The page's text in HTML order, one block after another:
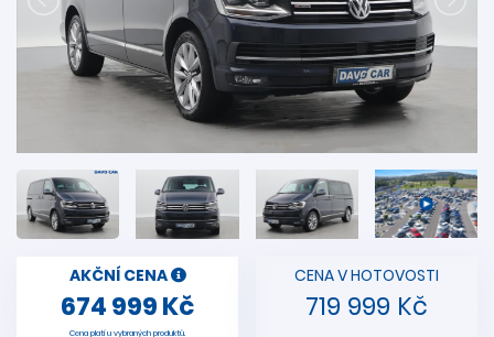
AKČNÍ CENA
674 999 Kč
Cena platí u vybraných produktů.
CENA V HOTOVOSTI
719 999 Kč